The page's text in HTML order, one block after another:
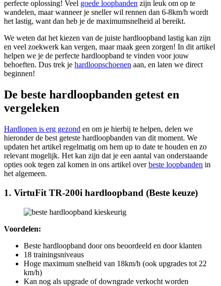
perfecte oplossing! Veel goede loopbanden zijn leuk om op te
wandelen, maar wanneer je sneller wil rennen dan 6-8km/h wordt
het lastig, want dan heb je de maximumsnelheid al bereikt.
We weten dat het kiezen van de juiste hardloopband lastig kan zijn
en veel zoekwerk kan vergen, maar maak geen zorgen! In dit artikel
helpen we je de perfecte hardloopband te vinden voor jouw
behoeften. Dus trek je hardloopschoenen aan, en laten we direct
beginnen!
De beste hardloopbanden getest en
vergeleken
Hardlopen is erg gezond en om je hierbij te helpen, delen we
hieronder de best geteste hardloopbanden van dit moment. We
updaten het artikel regelmatig om hem up to date te houden en zo
relevant mogelijk. Het kan zijn dat je een aantal van onderstaande
opties ook tegen zal komen in ons artikel overbeste loopbanden in
het algemeen.
1. VirtuFit TR-200i hardloopband (Beste keuze)
Voordelen:
Beste hardloopband door ons beoordeeld en door klanten
18 trainingsniveaus
Hoge maximum snelheid van 18km/h (ook upgrades tot 22
km/h)
Kan nog als upgrade of downgrade verkocht worden